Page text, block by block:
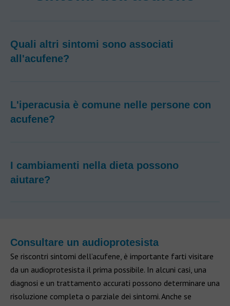
Quali altri sintomi sono associati
all'acufene?
L'iperacusia è comune nelle persone con
acufene?
I cambiamenti nella dieta possono
aiutare?
Consultare un audioprotesista
Se riscontri sintomi dell’acufene, è importante farti visitare
da un audioprotesista il prima possibile. In alcuni casi, una
diagnosi e un trattamento accurati possono determinare una
risoluzione completa o parziale dei sintomi. Anche se